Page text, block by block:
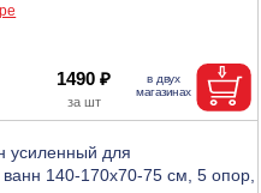
1490 ₽
усиленный для
140-170х70-75 см, 5 опор,